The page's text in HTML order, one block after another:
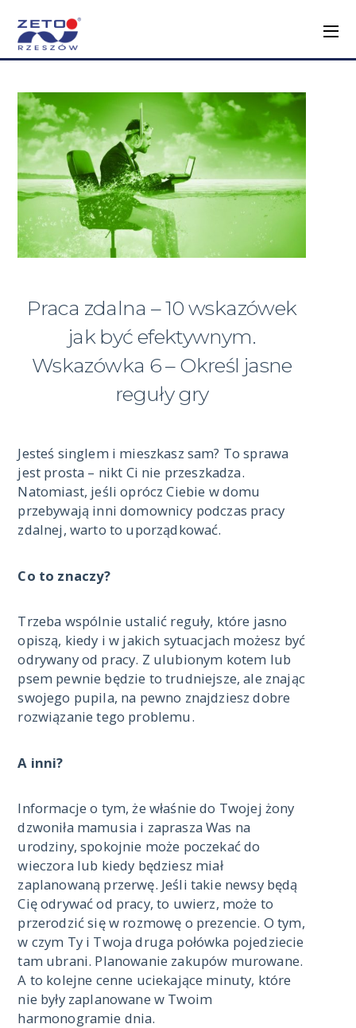
Praca zdalna – 10 wskazówek
jak być efektywnym.
Wskazówka 6 – Określ jasne
reguły gry
Jesteś singlem i mieszkasz sam? To sprawa
jest prosta – nikt Ci nie przeszkadza.
Natomiast, jeśli oprócz Ciebie w domu
przebywają inni domownicy podczas pracy
zdalnej, warto to uporządkować.
Co to znaczy?
Trzeba wspólnie ustalić reguły, które jasno
opiszą, kiedy i w jakich sytuacjach możesz być
odrywany od pracy. Z ulubionym kotem lub
psem pewnie będzie to trudniejsze, ale znając
swojego pupila, na pewno znajdziesz dobre
rozwiązanie tego problemu.
A inni?
Informacje o tym, że właśnie do Twojej żony
dzwoniła mamusia i zaprasza Was na
urodziny, spokojnie może poczekać do
wieczora lub kiedy będziesz miał
zaplanowaną przerwę. Jeśli takie newsy będą
Cię odrywać od pracy, to uwierz, może to
przerodzić się w rozmowę o prezencie. O tym,
w czym Ty i Twoja druga połówka pojedziecie
tam ubrani. Planowanie zakupów murowane.
A to kolejne cenne uciekające minuty, które
nie były zaplanowane w Twoim
harmonogramie dnia.